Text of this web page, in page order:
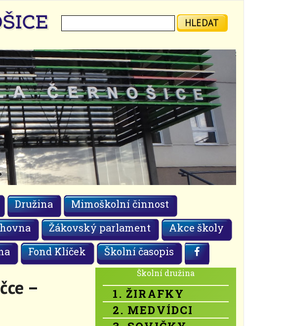
HLEDAT
Družina
Mimoškolní činnost
Žákovský parlament
Akce školy
Fond Klíček Školní časopis
–
Školní družina
1. ŽIRAFKY
2. MEDVÍDCI